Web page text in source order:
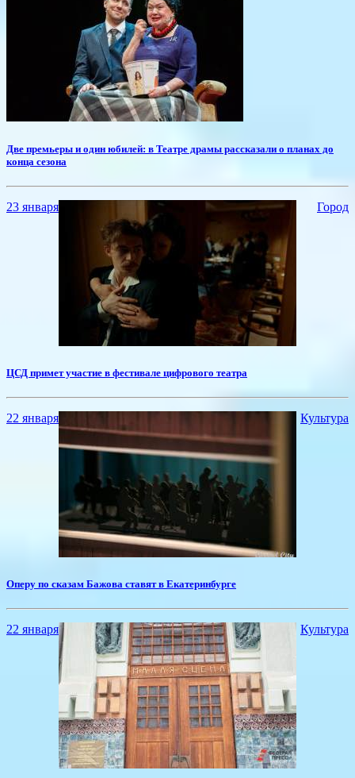
​Две премьеры и один юбилей: в Театре драмы рассказали о планах до
конца сезона
23 января Город
ЦСД примет участие в фестивале цифрового театра
22 января Культура
Оперу по сказам Бажова ставят в Екатеринбурге
22 января Культура